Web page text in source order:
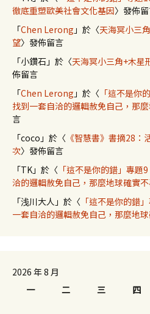
徹底重塑歐美社會文化基因〉發佈
「Chen Lerong 」於〈天海冥小三
望〉發佈留言
「小鑽石 」於〈天海冥小三角+木星
佈留言
「Chen Lerong 」於〈 「這不是你
找到一套自洽的邏輯赦免自己，那
言
「coco 」於〈 《智慧書》書摘28：
次〉發佈留言
「TK 」於〈 「這不是你的錯」專
洽的邏輯赦免自己，那麼地球確實
「浅川大人 」於〈 「這不是你的錯
一套自洽的邏輯赦免自己，那麼地
2026 年 8 月
一
二 三 四